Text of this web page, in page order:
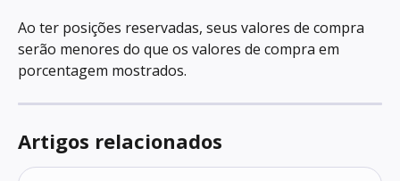
Ao ter posições reservadas, seus valores de compra
serão menores do que os valores de compra em
porcentagem mostrados.
Artigos relacionados